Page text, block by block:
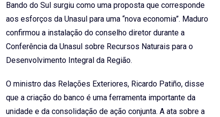
Bando do Sul surgiu como uma proposta que corresponde
aos esforços da Unasul para uma “nova economia”. Maduro
confirmou a instalação do conselho diretor durante a
Conferência da Unasul sobre Recursos Naturais para o
Desenvolvimento Integral da Região.
O ministro das Relações Exteriores, Ricardo Patiño, disse
que a criação do banco é uma ferramenta importante da
unidade e da consolidação de ação conjunta. A ata sobre a